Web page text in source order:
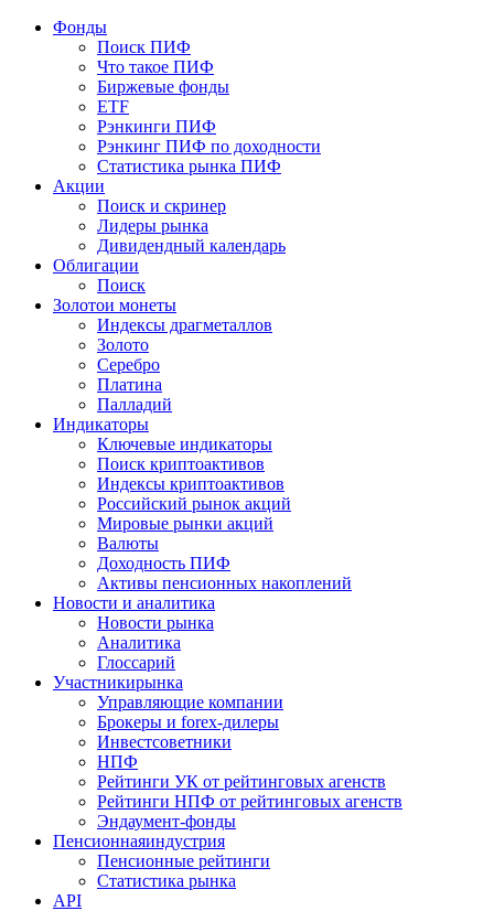
Фонды
Поиск ПИФ
Что такое ПИФ
Биржевые фонды
ETF
Рэнкинги ПИФ
Рэнкинг ПИФ по доходности
Статистика рынка ПИФ
Акции
Поиск и скринер
Лидеры рынка
Дивидендный календарь
Облигации
Поиск
Золотои монеты
Индексы драгметаллов
Золото
Серебро
Платина
Палладий
Индикаторы
Ключевые индикаторы
Поиск криптоактивов
Индексы криптоактивов
Российский рынок акций
Мировые рынки акций
Валюты
Доходность ПИФ
Активы пенсионных накоплений
Новости и аналитика
Новости рынка
Аналитика
Глоссарий
Участникирынка
Управляющие компании
Брокеры и forex-дилеры
Инвестсоветники
НПФ
Рейтинги УК от рейтинговых агенств
Рейтинги НПФ от рейтинговых агенств
Эндаумент-фонды
Пенсионнаяиндустрия
Пенсионные рейтинги
Статистика рынка
API